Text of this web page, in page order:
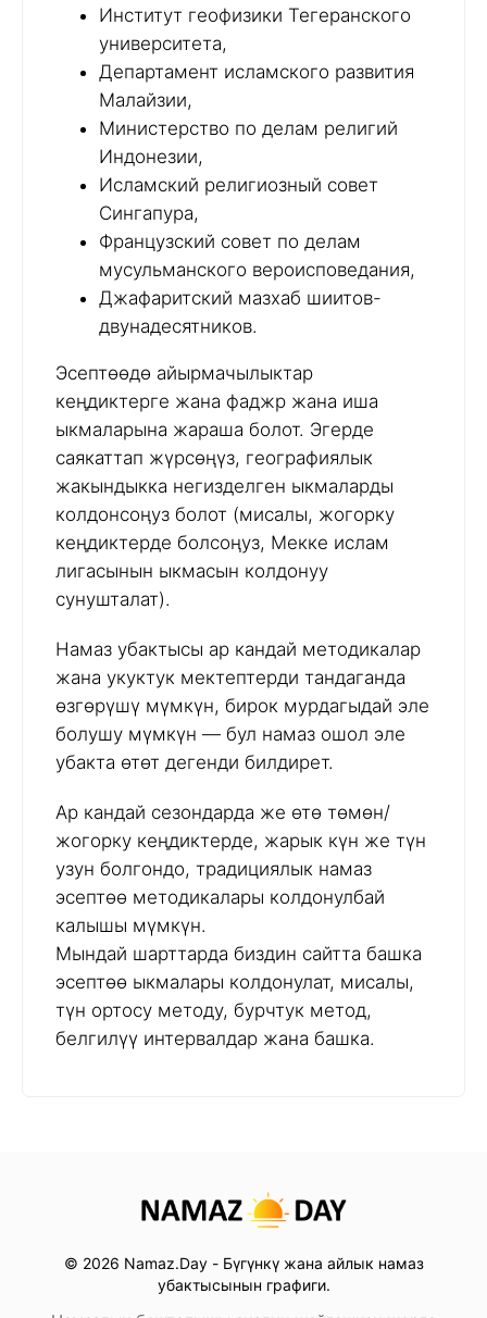
Институт геофизики Тегеранского
университета,
Департамент исламского развития
Малайзии,
Министерство по делам религий
Индонезии,
Исламский религиозный совет
Сингапура,
Французский совет по делам
мусульманского вероисповедания,
Джафаритский мазхаб шиитов-
двунадесятников.
Эсептөөдө айырмачылыктар
кеңдиктерге жана фаджр жана иша
ыкмаларына жараша болот. Эгерде
саякаттап жүрсөңүз, географиялык
жакындыкка негизделген ыкмаларды
колдонсоңуз болот (мисалы, жогорку
кеңдиктерде болсоңуз, Мекке ислам
лигасынын ыкмасын колдонуу
сунушталат).
Намаз убактысы ар кандай методикалар
жана укуктук мектептерди тандаганда
өзгөрүшү мүмкүн, бирок мурдагыдай эле
болушу мүмкүн — бул намаз ошол эле
убакта өтөт дегенди билдирет.
Ар кандай сезондарда же өтө төмөн/
жогорку кеңдиктерде, жарык күн же түн
узун болгондо, традициялык намаз
эсептөө методикалары колдонулбай
калышы мүмкүн.
Мындай шарттарда биздин сайтта башка
эсептөө ыкмалары колдонулат, мисалы,
түн ортосу методу, бурчтук метод,
белгилүү интервалдар жана башка.
© 2026 Namaz.Day - Бүгүнкү жана айлык намаз
убактысынын графиги.